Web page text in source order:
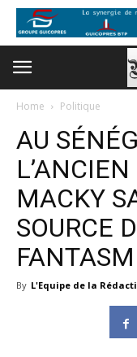
Home Politique
AU
MACKY
SOURCE
By L'Equipe de la